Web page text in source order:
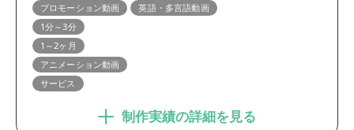
プロモーション動画
英語・多言語動画
1分～3分
1～2ヶ月
アニメーション動画
サービス
制作実績の詳細を見る